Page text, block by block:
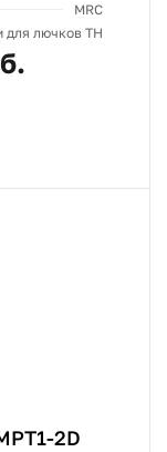
MRC
для лючков TH
2D